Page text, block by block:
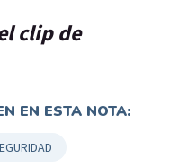
clip de
EN ESTA NOTA: